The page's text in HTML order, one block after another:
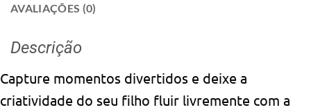
AVALIAÇÕES (0)
Descrição
Capture momentos divertidos e deixe a
criatividade do seu filho fluir livremente com a